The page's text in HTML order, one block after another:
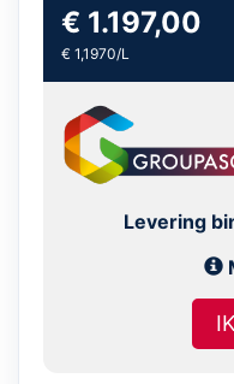
€ 1.197,00
€ 1,1970/L
Levering